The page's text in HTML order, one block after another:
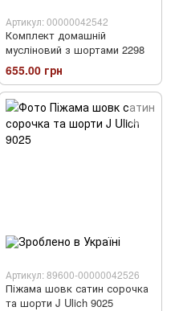
Артикул: 00000042542
Комплект домашній
мусліновий з шортами 2298
655.00 грн
Артикул: 89600-00000042526
Піжама шовк сатин сорочка
та шорти J Ulich 9025